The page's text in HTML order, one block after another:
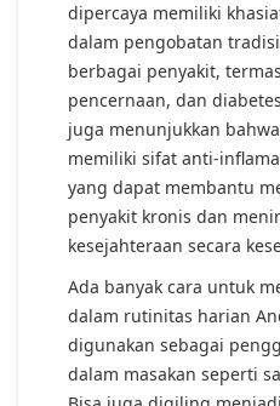
dipercaya memiliki
dalam pengobatan
berbagai penyakit,
pencernaan, dan
juga menunjukkan
memiliki sifat anti-
yang dapat membantu
penyakit kronis dan
kesejahteraan secara
Ada banyak cara untuk
dalam rutinitas harian
digunakan sebagai
dalam masakan seperti